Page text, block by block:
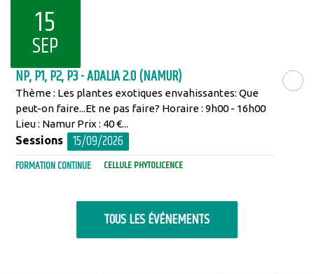
15
SEP
LIRE LA
NP, P1, P2, P3 - ADALIA 2.0 (NAMUR)
Thème : Les plantes exotiques envahissantes: Que
peut-on faire...Et ne pas faire? Horaire : 9h00 - 16h00
Lieu : Namur Prix : 40 €...
Sessions 15/09/2026
FORMATION CONTINUE CELLULE PHYTOLICENCE
TOUS LES ÉVÉNEMENTS